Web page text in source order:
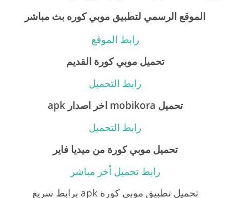
الموقع الرسمي لتطبيق موبي كوره بث مباشر
رابط الموقع
تحميل موبي كورة القديم
رابط التحميل
تحميل mobikora اخر اصدار apk
رابط التحميل
تحميل موبي كورة من ميديا فاير
رابط تحميل أخر مباشر
تحميل تطبيق موبي كورة apk برابط سريع